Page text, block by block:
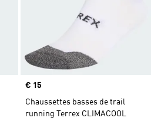
Prix
€ 15
Chaussettes basses de trail
running Terrex CLIMACOOL